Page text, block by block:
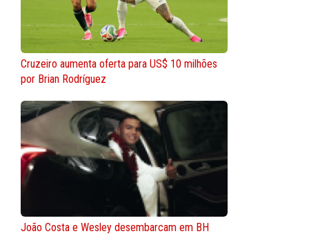
Cruzeiro aumenta oferta para US$ 10 milhões
por Brian Rodríguez
João Costa e Wesley desembarcam em BH